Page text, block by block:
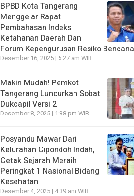
BPBD Kota Tangerang
Menggelar Rapat
Pembahasan lndeks
Ketahanan Daerah Dan
Forum Kepengurusan Resiko Bencana
Desember 16, 2025 | 5:27 am WIB
Makin Mudah! Pemkot
Tangerang Luncurkan Sobat
Dukcapil Versi 2
Desember 8, 2025 | 1:38 pm WIB
Posyandu Mawar Dari
Kelurahan Cipondoh lndah,
Cetak Sejarah Meraih
Peringkat 1 Nasional Bidang
Kesehatan
Desember 4, 2025 | 4:39 am WIB